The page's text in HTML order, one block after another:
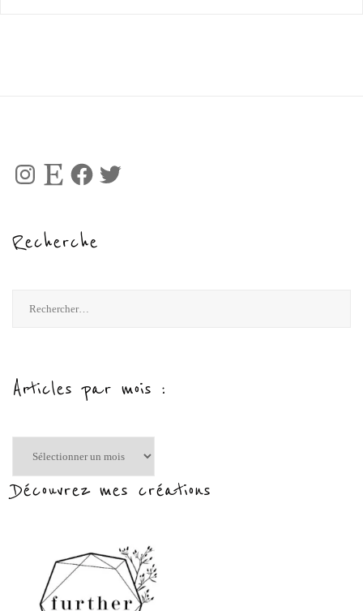
Instagram
Etsy FacebookTwitter
Recherche
Articles par mois :
mois
:Découvrez mes créations